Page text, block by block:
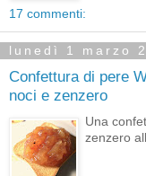
17 commenti:
lunedì 1 marzo
Confettura di pere
noci e zenzero
Una
zenzero